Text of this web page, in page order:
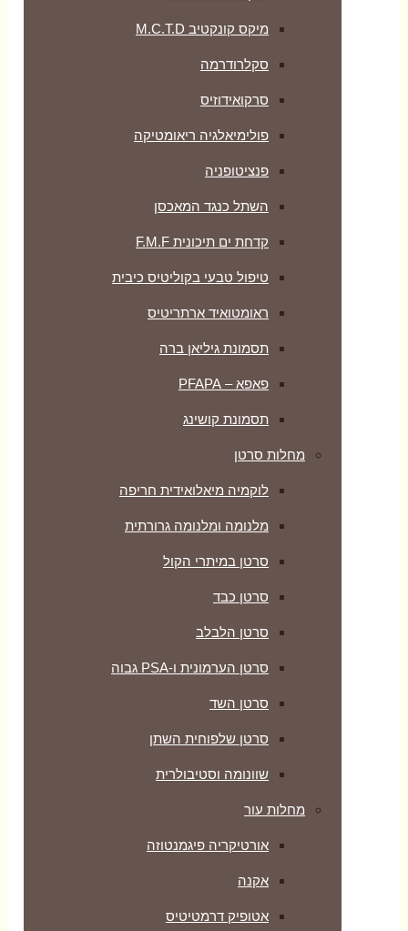
מיקס קונקטיב M.C.T.D
סקלרודרמה
סרקואידוזיס
פולימיאלגיה ריאומטיקה
‏פנציטופניה
השתל כנגד המאכסן
קדחת ים תיכונית F.M.F
טיפול טבעי בקוליטיס כיבית
ראומטואיד ארתריטיס
תסמונת גיליאן ברה
פאפא – PFAPA
תסמונת קושינג
מחלות סרטן
לוקמיה מיאלואידית חריפה
מלנומה ומלנומה גרורתית
סרטן במיתרי הקול
סרטן כבד
סרטן הלבלב
סרטן הערמונית ו-PSA גבוה
סרטן השד
סרטן שלפוחית השתן
שוונומה וסטיבולרית
מחלות עור
אורטיקריה פיגמנטוזה
אקנה
אטופיק דרמטיטיס